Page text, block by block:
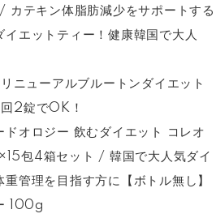
テキン体脂肪減少をサポートする
エットティー！健康韓国で大人
ニューアルブルートンダイエット
2錠でOK！
ドオロジー 飲むダイエット コレオ
包4箱セット / 韓国で大人気ダイ
管理を目指す方に【ボトル無し】
100g